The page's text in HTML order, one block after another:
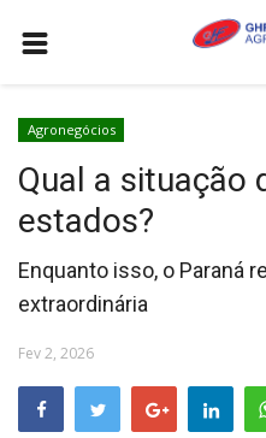
AGRONEGÓCIOS
LEILÕES
FEIRAS E EVENTOS
LOGÍSTICA
COLUNISTA
Agronegócios
Qual a situação
estados?
Enquanto isso, o Paraná
extraordinária
Fev 2, 2026